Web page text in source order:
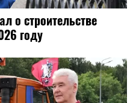
о строительстве
году